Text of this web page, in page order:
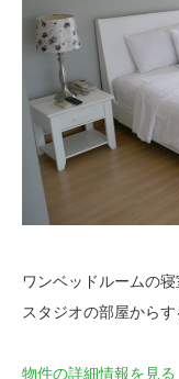
ワンベッドルームの
スタジオの部屋から
物件の詳細情報を見る